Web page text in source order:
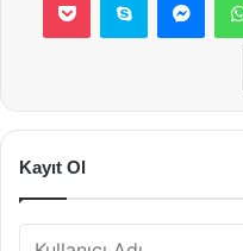
Kayıt Ol